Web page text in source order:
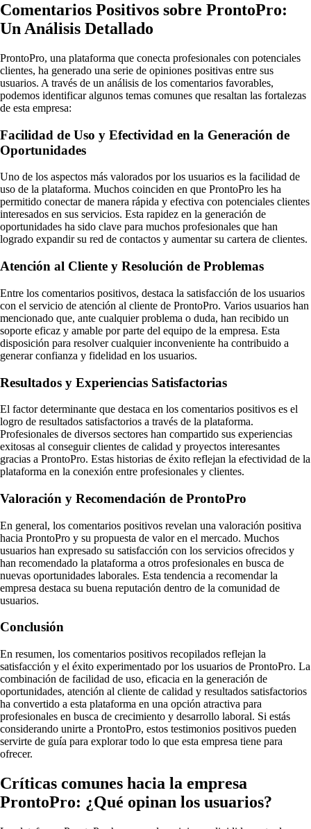
Comentarios Positivos sobre ProntoPro:
Un Análisis Detallado
ProntoPro, una plataforma que conecta profesionales con potenciales
clientes, ha generado una serie de opiniones positivas entre sus
usuarios. A través de un análisis de los comentarios favorables,
podemos identificar algunos temas comunes que resaltan las fortalezas
de esta empresa:
Facilidad de Uso y Efectividad en la Generación de
Oportunidades
Uno de los aspectos más valorados por los usuarios es la facilidad de
uso de la plataforma. Muchos coinciden en que ProntoPro les ha
permitido conectar de manera rápida y efectiva con potenciales clientes
interesados en sus servicios. Esta rapidez en la generación de
oportunidades ha sido clave para muchos profesionales que han
logrado expandir su red de contactos y aumentar su cartera de clientes.
Atención al Cliente y Resolución de Problemas
Entre los comentarios positivos, destaca la satisfacción de los usuarios
con el servicio de atención al cliente de ProntoPro. Varios usuarios han
mencionado que, ante cualquier problema o duda, han recibido un
soporte eficaz y amable por parte del equipo de la empresa. Esta
disposición para resolver cualquier inconveniente ha contribuido a
generar confianza y fidelidad en los usuarios.
Resultados y Experiencias Satisfactorias
El factor determinante que destaca en los comentarios positivos es el
logro de resultados satisfactorios a través de la plataforma.
Profesionales de diversos sectores han compartido sus experiencias
exitosas al conseguir clientes de calidad y proyectos interesantes
gracias a ProntoPro. Estas historias de éxito reflejan la efectividad de la
plataforma en la conexión entre profesionales y clientes.
Valoración y Recomendación de ProntoPro
En general, los comentarios positivos revelan una valoración positiva
hacia ProntoPro y su propuesta de valor en el mercado. Muchos
usuarios han expresado su satisfacción con los servicios ofrecidos y
han recomendado la plataforma a otros profesionales en busca de
nuevas oportunidades laborales. Esta tendencia a recomendar la
empresa destaca su buena reputación dentro de la comunidad de
usuarios.
Conclusión
En resumen, los comentarios positivos recopilados reflejan la
satisfacción y el éxito experimentado por los usuarios de ProntoPro. La
combinación de facilidad de uso, eficacia en la generación de
oportunidades, atención al cliente de calidad y resultados satisfactorios
ha convertido a esta plataforma en una opción atractiva para
profesionales en busca de crecimiento y desarrollo laboral. Si estás
considerando unirte a ProntoPro, estos testimonios positivos pueden
servirte de guía para explorar todo lo que esta empresa tiene para
ofrecer.
Críticas comunes hacia la empresa
ProntoPro: ¿Qué opinan los usuarios?